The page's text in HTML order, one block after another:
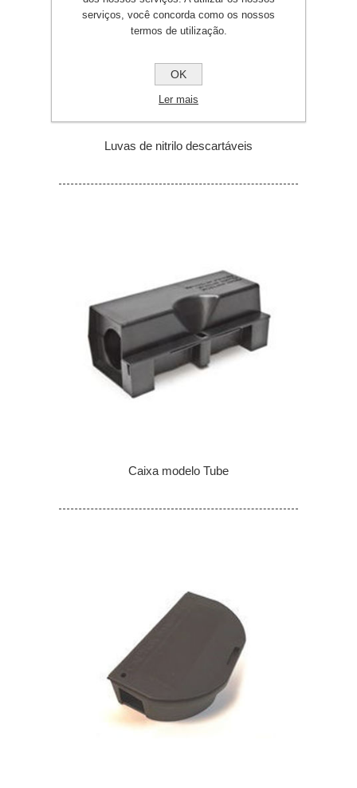
Luvas de nitrilo descartáveis
Caixa modelo Tube
serviços, você concorda como os nossos
termos de utilização.
OK
Ler mais